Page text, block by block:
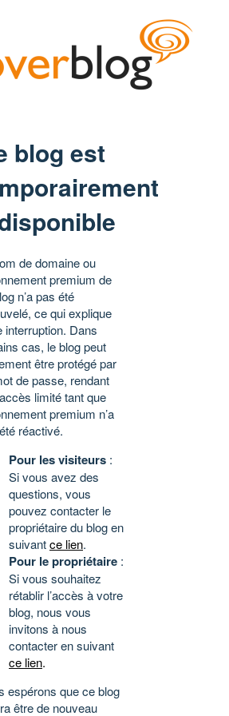
blog est
de domaine ou
premium de
n’a pas été
ce qui explique
interruption. Dans
cas, le blog peut
être protégé par
de passe, rendant
limité tant que
premium n’a
réactivé.
Pour les visiteurs :
Si vous avez des
questions, vous
pouvez contacter le
propriétaire du blog en
suivantce lien.
Pour le propriétaire :
Si vous souhaitez
rétablir l’accès à votre
blog, nous vous
invitons à nous
contacter en suivant
ce lien.
espérons que ce blog
être de nouveau